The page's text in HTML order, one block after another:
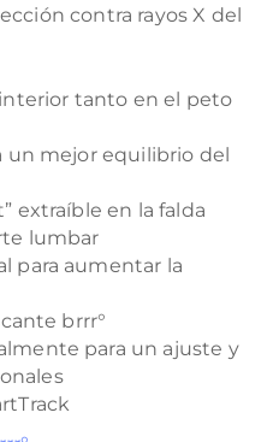
contra rayos X del
tanto en el peto
un mejor equilibrio del
extraíble en la falda
lumbar
para aumentar la
brrr°
para un ajuste y